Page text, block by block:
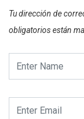
Tu dirección de
obligatorios están